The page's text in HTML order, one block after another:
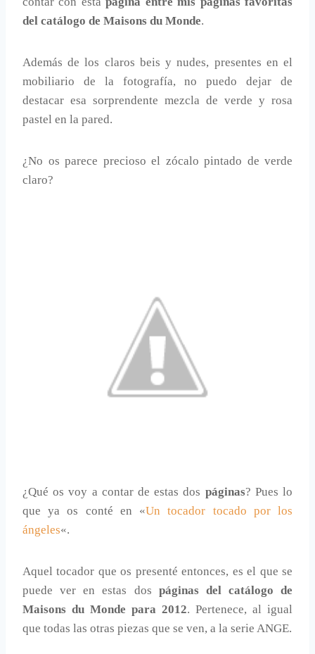
del catálogo de Maisons du Monde.
Además de los claros beis y nudes, presentes en el
mobiliario de la fotografía, no puedo dejar de
destacar esa sorprendente mezcla de verde y rosa
pastel en la pared.
¿No os parece precioso el zócalo pintado de verde
claro?
¿Qué os voy a contar de estas dos páginas? Pues lo
que ya os conté en «Un tocador tocado por los
ángeles«.
Aquel tocador que os presenté entonces, es el que se
puede ver en estas dos páginas del catálogo de
Maisons du Monde para 2012. Pertenece, al igual
que todas las otras piezas que se ven, a la serie ANGE.